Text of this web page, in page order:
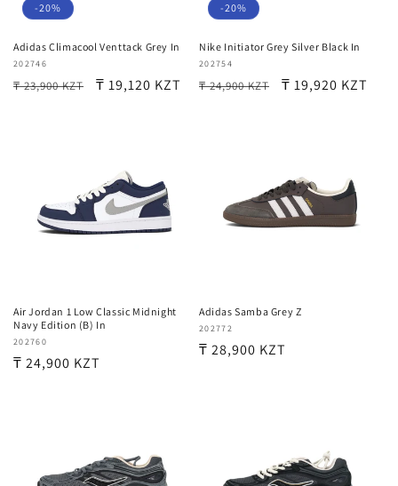
-20%
Adidas Climacool Venttack Grey In
Продавец:
202746
Обычная
₸ 23,900 KZT
Цена
₸ 19,120 KZT
-20%
Nike Initiator Grey Silver Black In
Продавец:
202754
Обычная
₸ 24,900 KZT
Цена
₸ 19,920 KZT
Air Jordan 1 Low Classic Midnight
Navy Edition (B) In
Продавец:
202760
Обычная
₸ 24,900 KZT
Adidas Samba Grey Z
Продавец:
202772
Обычная
₸ 28,900 KZT